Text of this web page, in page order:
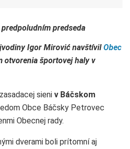
predpoludním predseda
Igor Mirović navštívilObec
otvorenia športovej haly v
sieni v Báčskom
Obce Báčsky Petrovec
Obecnej rady.
dverami boli prítomní aj